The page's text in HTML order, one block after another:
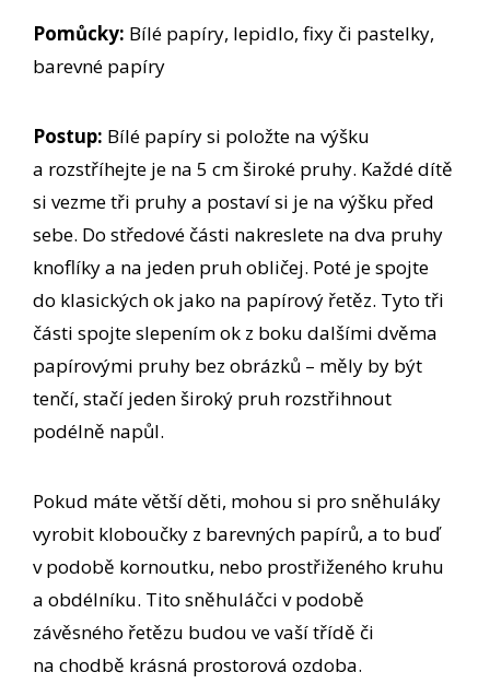
Pomůcky: Bílé papíry, lepidlo, fixy či pastelky,
barevné papíry
Postup: Bílé papíry si položte na výšku
a rozstříhejte je na 5 cm široké pruhy. Každé dítě
si vezme tři pruhy a postaví si je na výšku před
sebe. Do středové části nakreslete na dva pruhy
knoflíky a na jeden pruh obličej. Poté je spojte
do klasických ok jako na papírový řetěz. Tyto tři
části spojte slepením ok z boku dalšími dvěma
papírovými pruhy bez obrázků – měly by být
tenčí, stačí jeden široký pruh rozstřihnout
podélně napůl.
Pokud máte větší děti, mohou si pro sněhuláky
vyrobit kloboučky z barevných papírů, a to buď
v podobě kornoutku, nebo prostřiženého kruhu
a obdélníku. Tito sněhuláčci v podobě
závěsného řetězu budou ve vaší třídě či
na chodbě krásná prostorová ozdoba.